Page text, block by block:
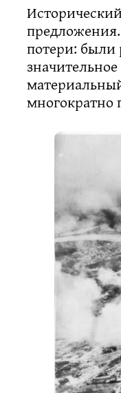
потери: были
многократно